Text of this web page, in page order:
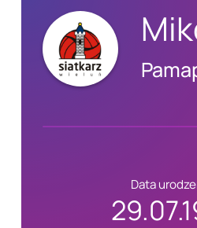
Data